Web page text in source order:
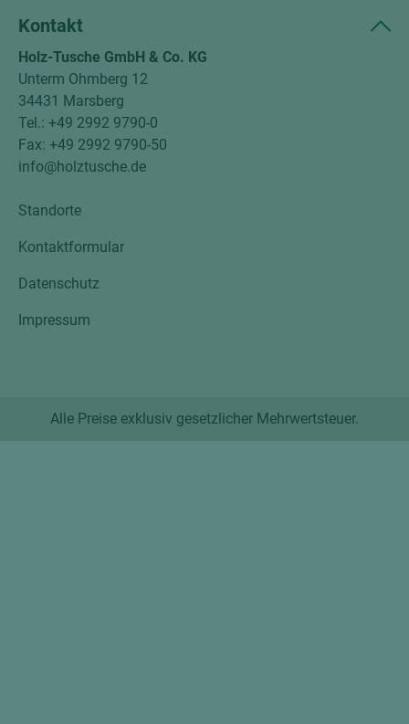
Kontakt
Holz-Tusche GmbH & Co. KG
Unterm Ohmberg 12
34431 Marsberg
Tel.: +49 2992 9790-0
Fax: +49 2992 9790-50
info@holztusche.de
Standorte
Kontaktformular
Datenschutz
Impressum
Alle Preise exklusiv gesetzlicher Mehrwertsteuer.